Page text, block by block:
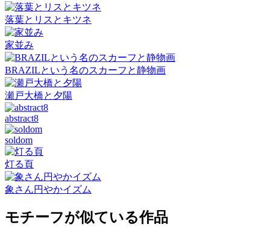
落葉とリスとキツネ
家並み
BRAZILという名のスカーフと静物画
瀬戸大橋と夕陽
abstract8
soldom
灯る頁
象さん円やかイズム
モチーフが似ている作品